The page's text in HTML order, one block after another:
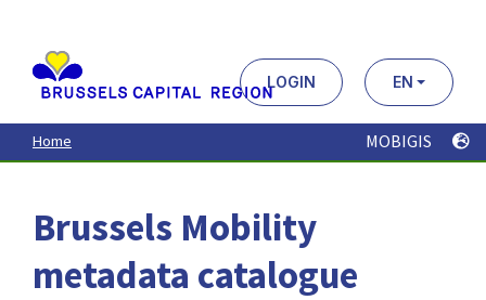
contenu
principal
LOGIN EN
Home MOBIGIS
Brussels Mobility
metadata catalogue